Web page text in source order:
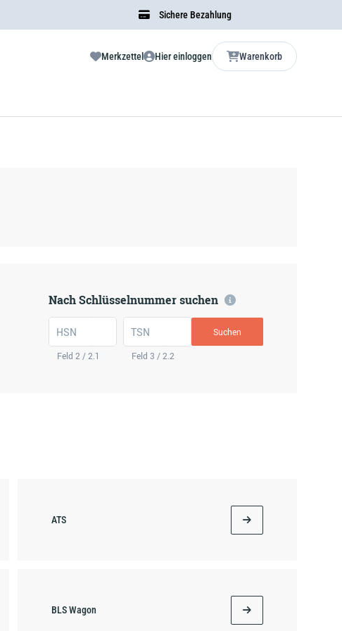
Sichere Bezahlung
Merkzettel Hier einloggen Warenkorb
Nach Schlüsselnummer suchen
HSN
Feld 2 / 2.1
TSN
Feld 3 / 2.2
Suchen
ATS
BLS Wagon